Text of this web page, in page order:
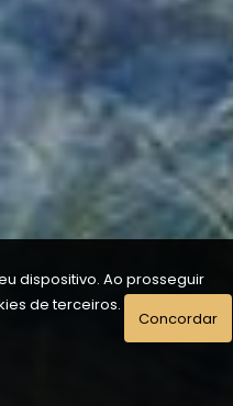
dispositivo. Ao prosseguir
de terceiros.
Concordar